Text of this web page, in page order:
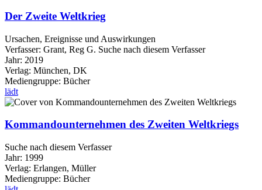
Der Zweite Weltkrieg
Ursachen, Ereignisse und Auswirkungen
Verfasser: Grant, Reg G. Suche nach diesem Verfasser
Jahr: 2019
Verlag: München, DK
Mediengruppe: Bücher
lädt
Kommandounternehmen des Zweiten Weltkriegs
Suche nach diesem Verfasser
Jahr: 1999
Verlag: Erlangen, Müller
Mediengruppe: Bücher